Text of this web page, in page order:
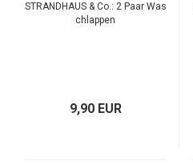
STRANDHAUS & Co.: 2 Paar Was
chlappen
9,90 EUR